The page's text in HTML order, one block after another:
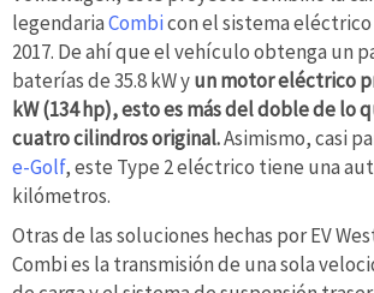
legendariaCombicon el sistema
2017. De ahí que el vehículo obtenga un
baterías de 35.8 kW yun motor eléctrico
kW (134 hp), esto es más del doble de lo
cuatro cilindros original.Asimismo, casi
e-Golf, este Type 2 eléctrico tiene una
kilómetros.
Otras de las soluciones hechas por EV
Combi es la transmisión de una sola